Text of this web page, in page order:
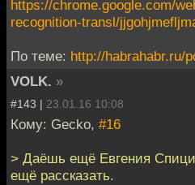
https://chrome.google.com/
recognition-transl/
По теме: http://habrahabr.ru/
VOLK. »
#143 | 23.01.16 10:08
Кому: Gecko, #16
> Даёшь ещё Евгения
ещё рассказать.